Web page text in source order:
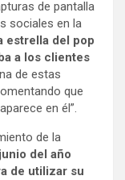
de pantalla
sociales en la
estrella del pop
a los clientes
de estas
que
en él”.
de la
del año
de utilizar su